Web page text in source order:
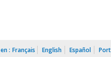
: Français English Español